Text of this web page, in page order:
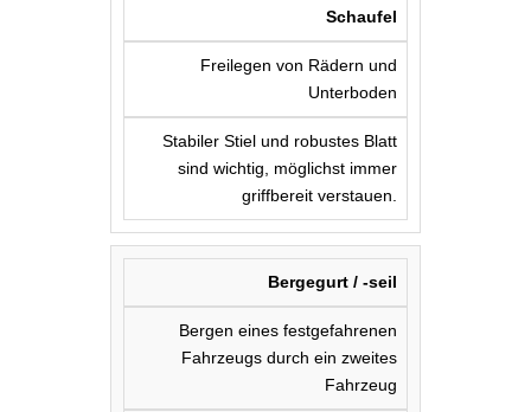
Schaufel
Freilegen von Rädern und
Unterboden
Stabiler Stiel und robustes Blatt
sind wichtig, möglichst immer
griffbereit verstauen.
Bergegurt / -seil
Bergen eines festgefahrenen
Fahrzeugs durch ein zweites
Fahrzeug